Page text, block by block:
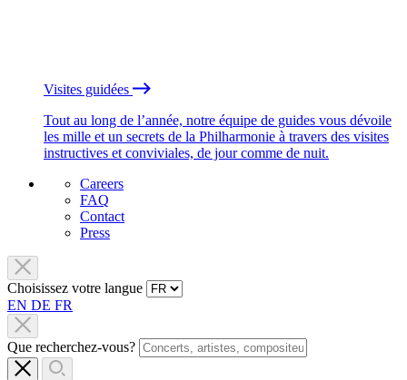
Visites guidées
Tout au long de l’année, notre équipe de guides vous dévoile
les mille et un secrets de la Philharmonie à travers des visites
instructives et conviviales, de jour comme de nuit.
Careers
FAQ
Contact
Press
Choisissez votre langue
EN DE FR
Que recherchez-vous?